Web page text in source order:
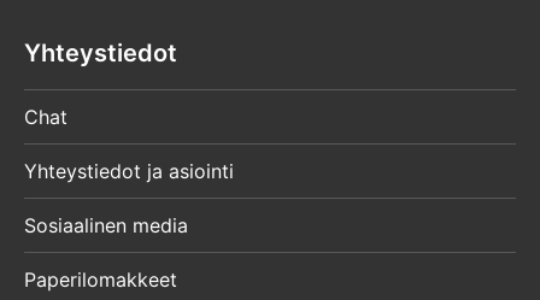
Yhteystiedot
Chat
Yhteystiedot ja asiointi
Sosiaalinen media
Paperilomakkeet